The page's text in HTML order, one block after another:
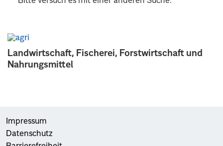
Landwirtschaft, Fischerei, Forstwirtschaft und
Nahrungsmittel
Impressum
Datenschutz